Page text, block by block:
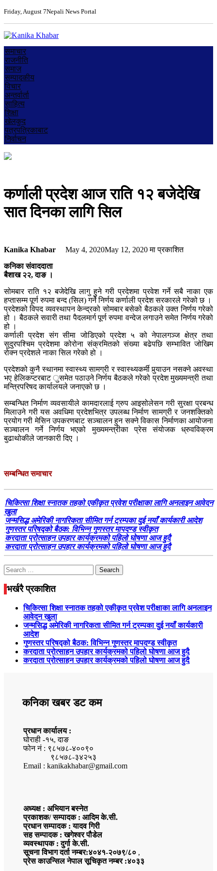
Friday, August 7Nepali News Portal
समाचार
राजनीति
समाज
सम्पादकीय
विचार
अन्तर्वार्ता
साहित्य
शिक्षा
खेलकुद
पत्रपत्रिकाबाट
निर्वाचन
कर्णाली प्रदेश आज राति १२ बजेदेखि
सात दिनका लागि सिल
Kanika Khabar May 4, 2020May 12, 2020मा प्रकाशित
कनिका संवाददाता
बैशाख २२, दाङ ।
सोमबार राति १२ बजेदेखि लागु हुने गरी प्रदेशमा प्रवेश गर्ने सबै नाका एक
हप्तासम्म पूर्ण रुपमा बन्द (सिल) गर्ने निर्णय कर्णाली प्रदेश सरकारले गरेको छ ।
प्रदेशको विपद व्यवस्थापन केन्द्रको सोमबार बसेको बैठकले उक्त निर्णय गरेको
हो । बैठकले सवारी तथा पैदलमार्ग पूर्ण रुपमा वन्देज लगाउने समेत निर्णय गरेको
हो ।
कर्णाली प्रदेश संग सीमा जोडिएको प्रदेश ५ को नेपालगञ्ज क्षेत्र तथा
सुदुरपश्चिम प्रदेशमा कोरोना संक्रमितको संख्या बढेपछि सम्भावित जोखिम
रोक्न प्रदेशले नाका सिल गरेको हो ।
प्रदेशको कुनै स्थानमा स्वास्थ्य सामग्री र स्वास्थ्यकर्मी पुर्‍याउन नसक्ने अवस्था
भए हेलिकप्टरबाट ुसमेत पठाउने निर्णय बैठकले गरेको प्रदेश मुख्यमन्त्री तथा
मन्त्रिपरिषद कार्यालयले जनाएको छ ।
सम्बन्धित निर्माण व्यवसायीले कामदारलाई ग्रुप आइसोलेसन गरी सुरक्षा प्रबन्ध
मिलाउने गरी यस अवधिमा प्रदेशभित्र उपलब्ध निर्माण सामग्री र जनशक्तिको
प्रयोग गरी मेसिन उपकरणबाट सञ्चालन हुन सक्ने विकास निर्माणका आयोजना
सञ्चालन गर्ने निर्णय भएको मुख्यमन्त्रीका प्रेस संयोजक ध्रुवविक्रम
बुढाथोकीले जानकारी दिए ।
सम्बन्धित समाचार
चिकित्सा शिक्षा स्नातक तहको एकीकृत प्रवेश परीक्षाका लागि अनलाइन आवेदन
खुला
जन्मसिद्ध अमेरिकी नागरिकता सीमित गर्न ट्रम्पका दुई नयाँ कार्यकारी आदेश
गुणस्तर परिषद्को बैठक: विभिन्न गुणस्तर मापदण्ड स्वीकृत
करदाता प्रोत्साहन उपहार कार्यक्रमको पहिलो घोषणा आज हुदै
करदाता प्रोत्साहन उपहार कार्यक्रमको पहिलो घोषणा आज हुदै
Search
for:
भर्खरै प्रकाशित
चिकित्सा शिक्षा स्नातक तहको एकीकृत प्रवेश परीक्षाका लागि अनलाइन
आवेदन खुला
जन्मसिद्ध अमेरिकी नागरिकता सीमित गर्न ट्रम्पका दुई नयाँ कार्यकारी
आदेश
गुणस्तर परिषद्को बैठक: विभिन्न गुणस्तर मापदण्ड स्वीकृत
करदाता प्रोत्साहन उपहार कार्यक्रमको पहिलो घोषणा आज हुदै
करदाता प्रोत्साहन उपहार कार्यक्रमको पहिलो घोषणा आज हुदै
कनिका खबर डट कम
प्रधान कार्यालय :
घोराही -१५, दाङ
फोन नं : ९८५७८-४००९०
९८५७८-३४२५३
Email : kanikakhabar@gmail.com
अध्यक्ष : अभियान बस्नेत
प्रकाशक/ सम्पादक : आदिम के.सी.
प्रधान सम्पादक : यादव गिरी
सह सम्पादक : खगेश्वर पौडेल
व्यवस्थापक : दुर्गा के.सी.
सूचना विभाग दर्ता नम्बर:४०४१-२०७९/८० ,
प्रेस काउन्सिल नेपाल सूचिकृत नम्बर :४०३३